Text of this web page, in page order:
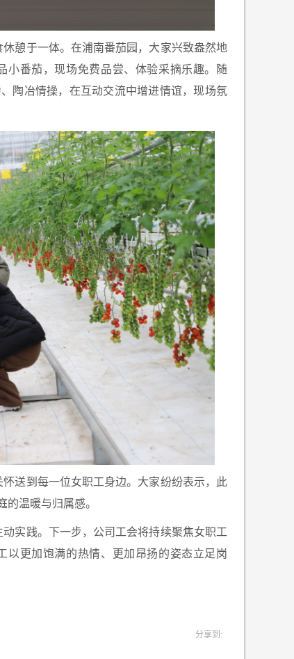
憩于一体。在浦南番茄园，大家兴致盎然地
小番茄，现场免费品尝、体验采摘乐趣。随
陶冶情操，在互动交流中增进情谊，现场氛
送到每一位女职工身边。大家纷纷表示，此
温暖与归属感。
实践。下一步，公司工会将持续聚焦女职工
以更加饱满的热情、更加昂扬的姿态立足岗
分享到: